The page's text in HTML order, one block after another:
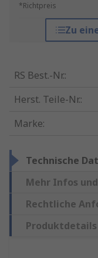
*Richtpreis
Zu
RS Best.-Nr.:
Herst. Teile-Nr.:
Marke:
Technische
Mehr Infos
Rechtliche
Produktdetails